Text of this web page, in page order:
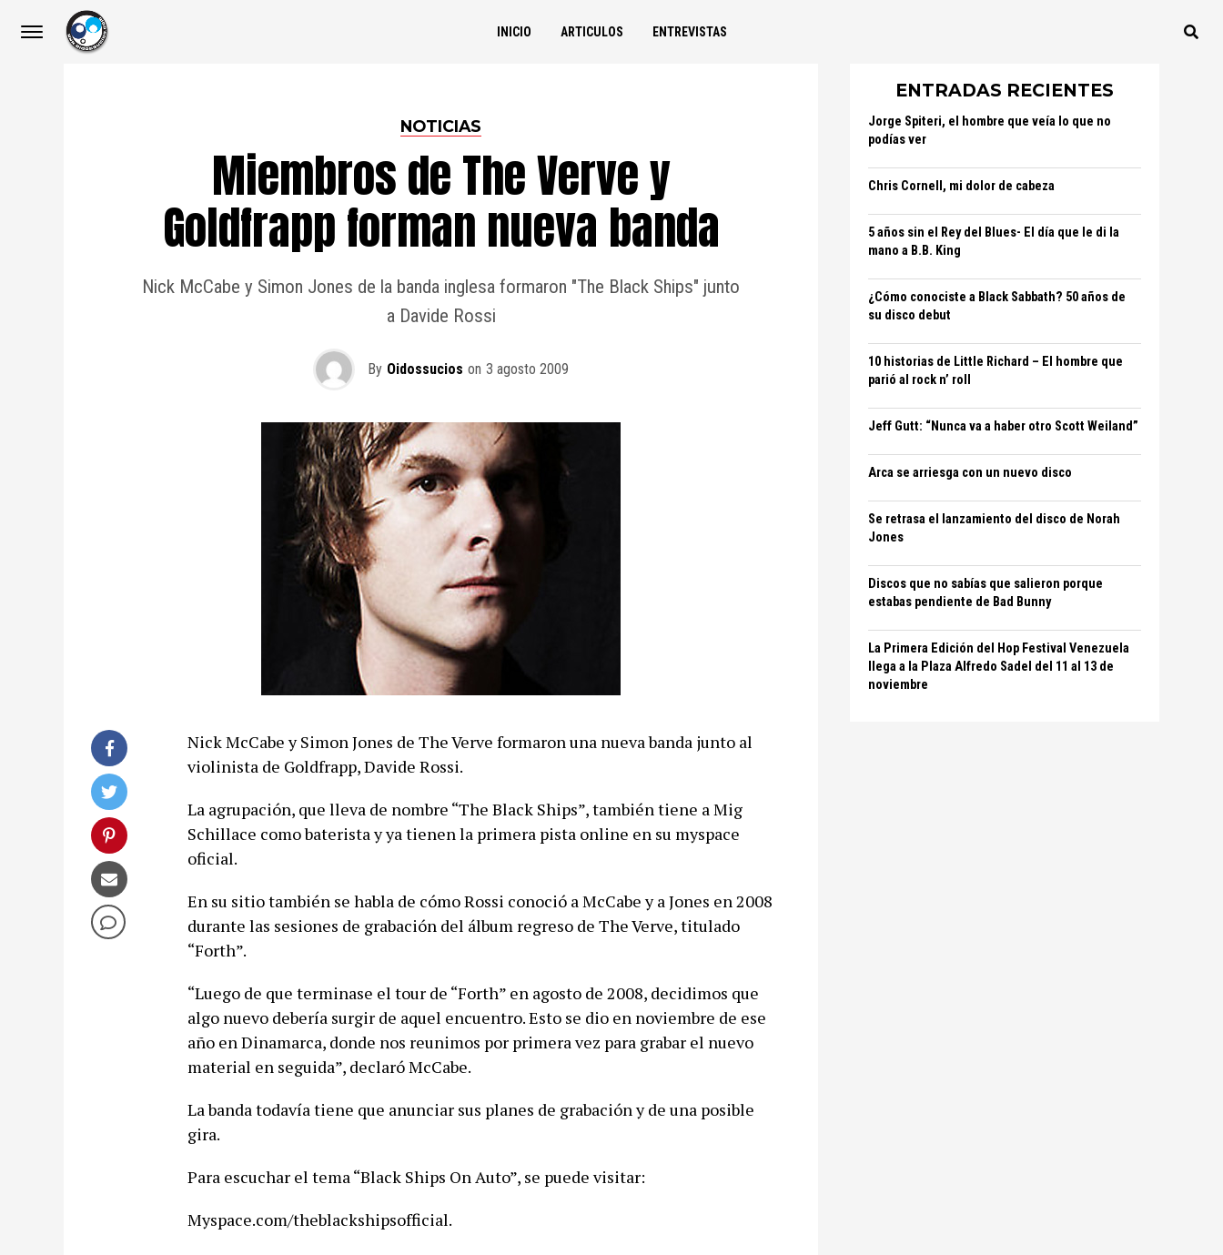
INICIO ARTICULOS ENTREVISTAS
NOTICIAS
Miembros de The Verve y
Goldfrapp forman nueva banda
Nick McCabe y Simon Jones de la banda inglesa formaron "The Black Ships" junto
a Davide Rossi
By Oidossucios on 3 agosto 2009
Nick McCabe y Simon Jones de The Verve formaron una nueva banda junto al
violinista de Goldfrapp, Davide Rossi.
La agrupación, que lleva de nombre “The Black Ships”, también tiene a Mig
Schillace como baterista y ya tienen la primera pista online en su myspace
oficial.
En su sitio también se habla de cómo Rossi conoció a McCabe y a Jones en 2008
durante las sesiones de grabación del álbum regreso de The Verve, titulado
“Forth”.
“Luego de que terminase el tour de “Forth” en agosto de 2008, decidimos que
algo nuevo debería surgir de aquel encuentro. Esto se dio en noviembre de ese
año en Dinamarca, donde nos reunimos por primera vez para grabar el nuevo
material en seguida”, declaró McCabe.
La banda todavía tiene que anunciar sus planes de grabación y de una posible
gira.
Para escuchar el tema “Black Ships On Auto”, se puede visitar:
Myspace.com/theblackshipsofficial.
ENTRADAS RECIENTES
Jorge Spiteri, el hombre que veía lo que no
podías ver
Chris Cornell, mi dolor de cabeza
5 años sin el Rey del Blues- El día que le di la
mano a B.B. King
¿Cómo conociste a Black Sabbath? 50 años de
su disco debut
10 historias de Little Richard – El hombre que
parió al rock n’ roll
Jeff Gutt: “Nunca va a haber otro Scott Weiland”
Arca se arriesga con un nuevo disco
Se retrasa el lanzamiento del disco de Norah
Jones
Discos que no sabías que salieron porque
estabas pendiente de Bad Bunny
La Primera Edición del Hop Festival Venezuela
llega a la Plaza Alfredo Sadel del 11 al 13 de
noviembre